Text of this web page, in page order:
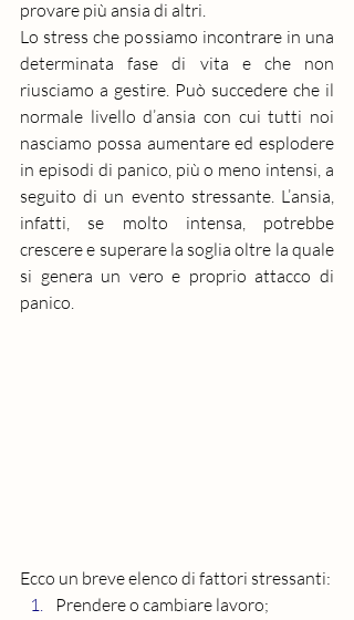
provare più ansia di altri.
Lo stress che possiamo incontrare in una
determinata fase di vita e che non
riusciamo a gestire. Può succedere che il
normale livello d’ansia con cui tutti noi
nasciamo possa aumentare ed esplodere
in episodi di panico, più o meno intensi, a
seguito di un evento stressante. L’ansia,
infatti, se molto intensa, potrebbe
crescere e superare la soglia oltre la quale
si genera un vero e proprio attacco di
panico.
Ecco un breve elenco di fattori stressanti:
Prendere o cambiare lavoro;